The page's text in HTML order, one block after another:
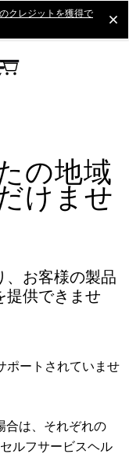
クレジットを獲得で
の地域
けませ
、お客様の製品
提供できませ
ポートされていませ
合は、それぞれの
ルフサービスヘル